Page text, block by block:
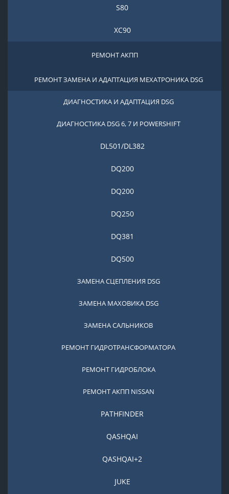
S80
XC90
РЕМОНТ АКПП
РЕМОНТ ЗАМЕНА И АДАПТАЦИЯ МЕХАТРОНИКА DSG
ДИАГНОСТИКА И АДАПТАЦИЯ DSG
ДИАГНОСТИКА DSG 6, 7 И POWERSHIFT
DL501/DL382
DQ200
DQ200
DQ250
DQ381
DQ500
ЗАМЕНА СЦЕПЛЕНИЯ DSG
ЗАМЕНА МАХОВИКА DSG
ЗАМЕНА САЛЬНИКОВ
РЕМОНТ ГИДРОТРАНСФОРМАТОРА
РЕМОНТ ГИДРОБЛОКА
РЕМОНТ АКПП NISSAN
PATHFINDER
QASHQAI
QASHQAI+2
JUKE